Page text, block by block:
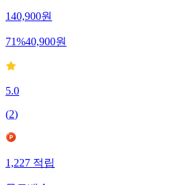
140,900원
71%40,900원
5.0
(2)
1,227 적립